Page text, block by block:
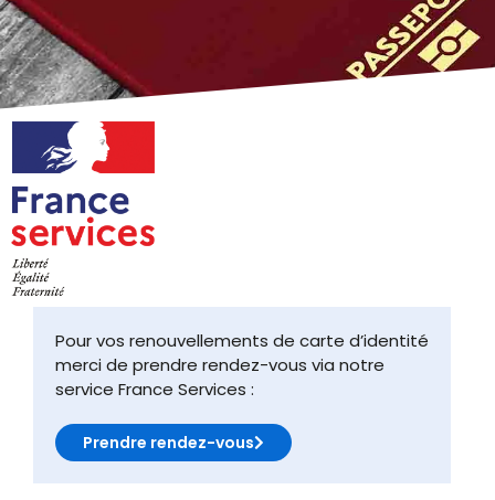
Pour vos renouvellements de carte d’identité
merci de prendre rendez-vous via notre
service France Services :
Prendre rendez-vous